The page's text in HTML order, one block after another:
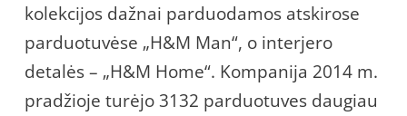
kolekcijos dažnai parduodamos atskirose
parduotuvėse „H&M Man“, o interjero
detalės – „H&M Home“. Kompanija 2014 m.
pradžioje turėjo 3132 parduotuves daugiau